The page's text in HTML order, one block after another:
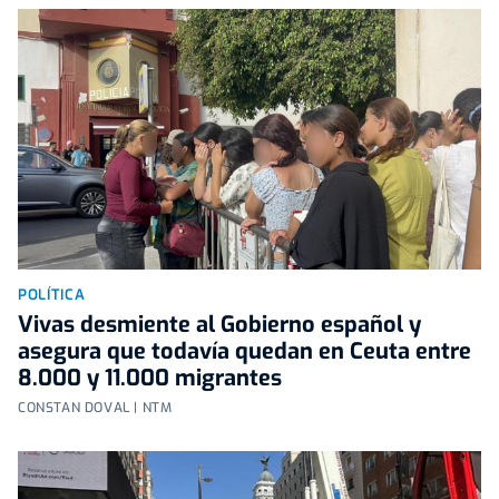
POLÍTICA
Vivas desmiente al Gobierno español y
asegura que todavía quedan en Ceuta entre
8.000 y 11.000 migrantes
CONSTAN DOVAL | NTM